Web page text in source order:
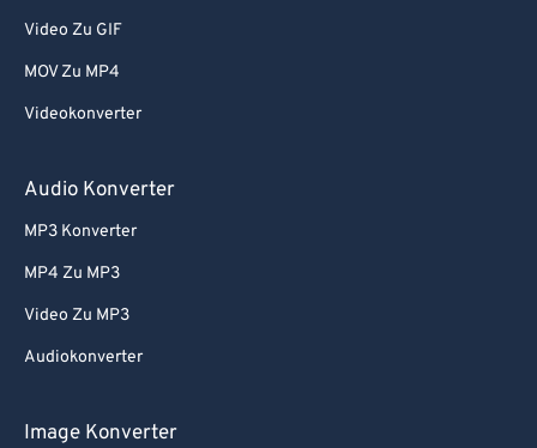
Video Zu GIF
MOV Zu MP4
Videokonverter
Audio Konverter
MP3 Konverter
MP4 Zu MP3
Video Zu MP3
Audiokonverter
Image Konverter